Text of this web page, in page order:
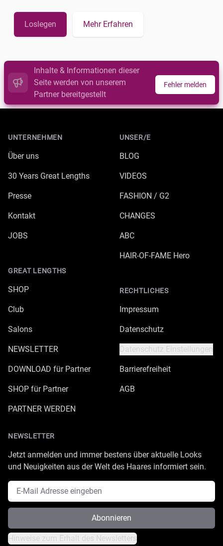
Loslegen Mehr Erfahren
Inhalte & Informationen dieser
Seite werden von unserem
Partner bereitgestellt
Fehler melden
UNTERNEHMEN
Über uns
30 Years Great Lengths
Presse
Kontakt
JOBS
GREAT LENGTHS
SHOP
Club
Salons
NEWSLETTER
DOWNLOAD für Partner
SHOP für Partner
PARTNER WERDEN
UNSER/E
BLOG
VIDEOS
FASHION / G2
CHANGES
ABC
HAIR-OF-FAME Hero
RECHTLICHES
Impressum
Datenschutz
Datenschutz Einstellungen
Barrierefreiheit
AGB
NEWSLETTER
Jetzt anmelden und immer bestens über aktuelle Looks
und Neuigkeiten aus der Welt des Haares informiert sein.
E-Mail Adresse
Abonnieren
Hinweise zum Erhalt des Newsletters